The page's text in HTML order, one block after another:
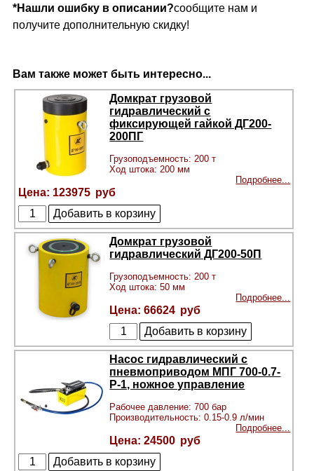
*Нашли ошибку в описании?сообщите нам и
получите дополнительную скидку!
Вам также может быть интересно...
Домкрат грузовой
гидравлический с
фиксирующей гайкой ДГ200-
200ПГ
Грузоподъемность: 200 т
Ход штока: 200 мм
Подробнее...
123975
Домкрат грузовой
гидравлический ДГ200-50П
Грузоподъемность: 200 т
Ход штока: 50 мм
Подробнее...
66624
Насос гидравлический с
пневмоприводом МПГ 700-0.7-
Р-1, ножное управление
Рабочее давление: 700 бар
Производительность: 0.15-0.9 л/мин
Подробнее...
24500